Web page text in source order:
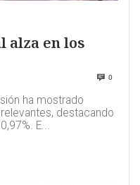
alza en los
0
ha mostrado
destacando
E...